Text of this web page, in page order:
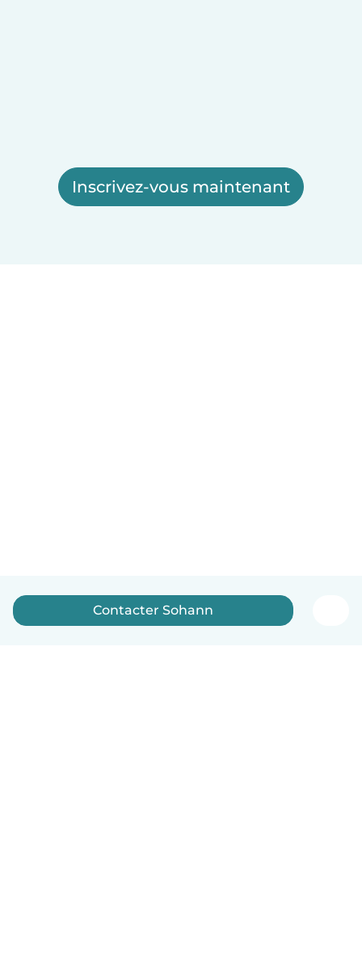
Inscrivez-vous maintenant
Contacter Sohann